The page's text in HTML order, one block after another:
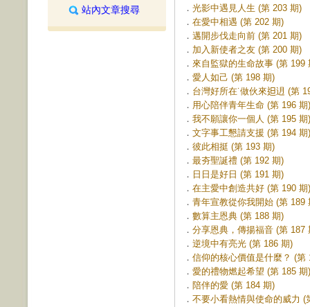
站內文章搜尋
． 光影中遇見人生 (第 203 期)
． 在愛中相遇 (第 202 期)
． 邁開步伐走向前 (第 201 期)
． 加入新使者之友 (第 200 期)
． 來自監獄的生命故事 (第 199
． 愛人如己 (第 198 期)
． 台灣好所在˙做伙來𨑨迌 (第
． 用心陪伴青年生命 (第 196 期)
． 我不願讓你一個人 (第 195 期)
． 文字事工懇請支援 (第 194 期)
． 彼此相挺 (第 193 期)
． 最夯聖誕禮 (第 192 期)
． 日日是好日 (第 191 期)
． 在主愛中創造共好 (第 190 期)
． 青年宣教從你我開始 (第 189
． 數算主恩典 (第 188 期)
． 分享恩典，傳揚福音 (第 187
． 逆境中有亮光 (第 186 期)
． 信仰的核心價值是什麼？ (第
． 愛的禮物燃起希望 (第 185 期)
． 陪伴的愛 (第 184 期)
． 不要小看熱情與使命的威力 (